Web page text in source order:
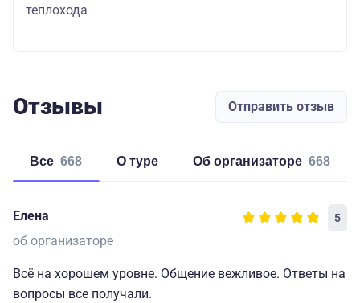
теплохода
Отзывы Отправить отзыв
Все 668 о туре об организаторе 668
Елена 5
об организаторе
Всё на хорошем уровне. Общение вежливое. Ответы на
вопросы все получали.